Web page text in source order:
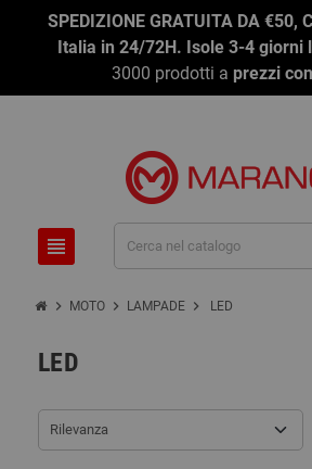
SPEDIZIONE GRATUITA DA €50,
Italia in 24/72H. Isole 3-4 giorni
3000 prodotti a prezzi
view_headline
chevron_right MOTO chevron_right LAMPADE chevron_right LED
LED
Rilevanza